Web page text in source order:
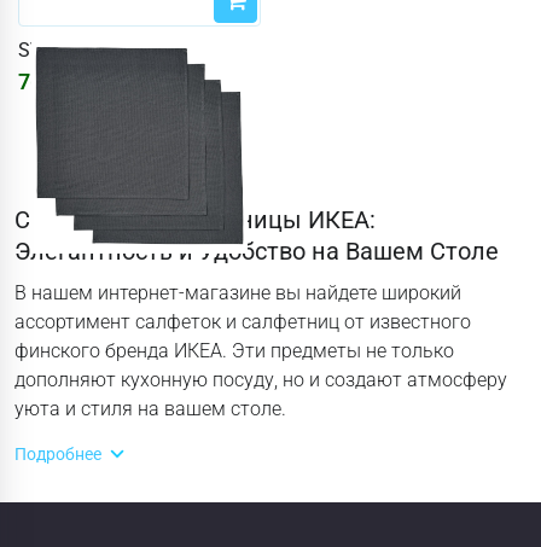
SVARTSENAP
764
Салфетки и салфетницы ИКЕА:
Элегантность и Удобство на Вашем Столе
В нашем интернет-магазине вы найдете широкий
ассортимент салфеток и салфетниц от известного
финского бренда ИКЕА. Эти предметы не только
дополняют кухонную посуду, но и создают атмосферу
уюта и стиля на вашем столе.
Подробнее